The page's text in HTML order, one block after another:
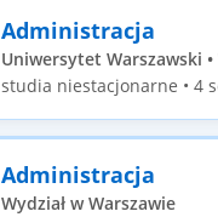
Administracja
Uniwersytet Warszawski
studia niestacjonarne • 4
Administracja
Wydział w Warszawie